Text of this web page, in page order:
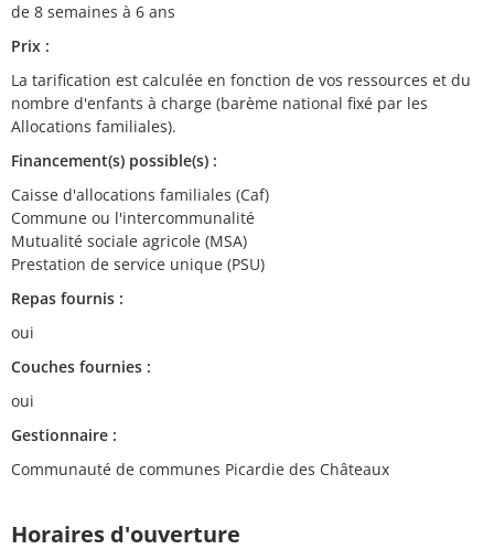
de 8 semaines à 6 ans
Prix :
La tarification est calculée en fonction de vos ressources et du
nombre d'enfants à charge (barème national fixé par les
Allocations familiales).
Financement(s) possible(s) :
Caisse d'allocations familiales (Caf)
Commune ou l'intercommunalité
Mutualité sociale agricole (MSA)
Prestation de service unique (PSU)
Repas fournis :
oui
Couches fournies :
oui
Gestionnaire :
Communauté de communes Picardie des Châteaux
Horaires d'ouverture